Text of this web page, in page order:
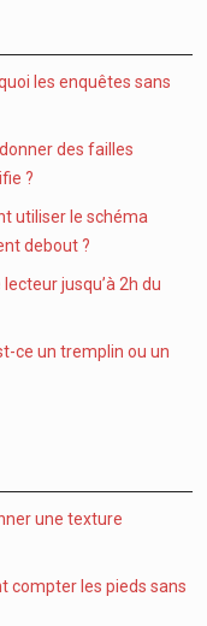
les enquêtes sans
des failles
?
utiliser le schéma
debout ?
jusqu’à 2h du
ce un tremplin ou un
une texture
compter les pieds sans